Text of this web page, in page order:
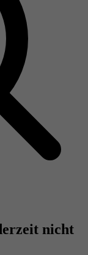
nicht